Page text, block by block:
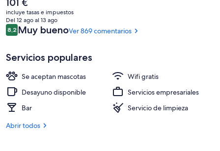
Fachada del alojamiento - Noche
precio
actual
es
de
101 €
incluye tasas e impuestos
Del 12 ago al 13 ago
Comentarios
8,28,2 de 10
Muy buenoVer 869 comentarios
Servicios populares
Se aceptan mascotas
Wifi gratis
Desayuno disponible
Servicios empresariales
Bar
Servicio de limpieza
Abrir todos